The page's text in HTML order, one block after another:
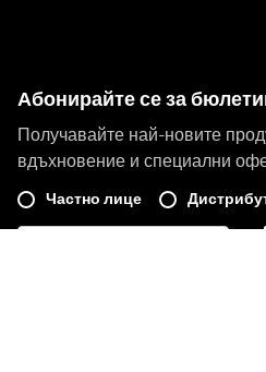
Абонирайте се за
Получавайте най-новите
вдъхновение и специални
Частно лице